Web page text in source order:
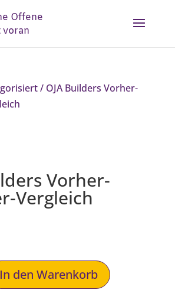
/ OJA Builders Vorher-
Vorher-
Vergleich
In den Warenkorb